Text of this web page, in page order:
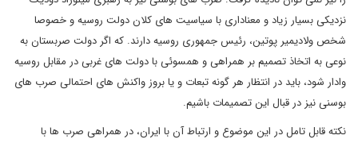
نزدیکی بسیار زیاد و معناداری با سیاسیت های کلان دولت روسیه و خصوصا
شخص ولادیمیر پوتین، رئیس جمهوری روسیه دارند. که اگر دولت صربستان به
نوعی به اتخاذ تصمیم بر همراهی و همسوئی با دولت های غربی در مقابل روسیه
وادار شود، باید در انتظار هر گونه تبعات و یا بروز واکنش های احتمالی صرب های
بوسنی نیز در قبال این تصمیمات باشیم.
نکته قابل تامل در این موضوع و ارتباط آن با ایران، در همراهی صرب ها با